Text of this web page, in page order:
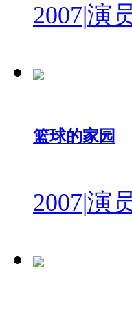
2007|演
篮球的家园
2007|演